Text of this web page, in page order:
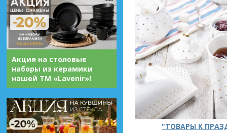
Акция на столовые
наборы из керамики
нашей ТМ «Lavenir»!
"ТОВАРЫ К